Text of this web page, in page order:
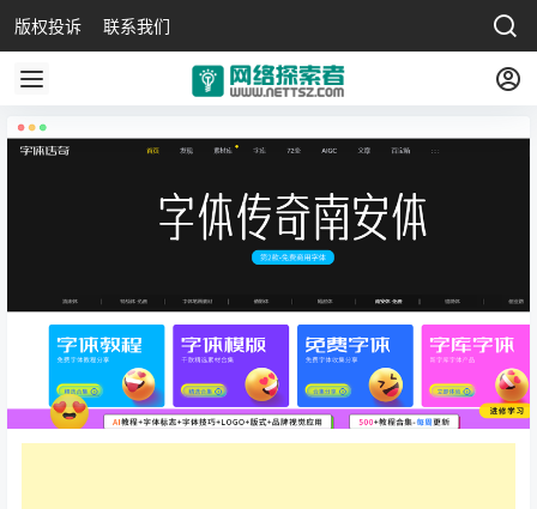
版权投诉 联系我们